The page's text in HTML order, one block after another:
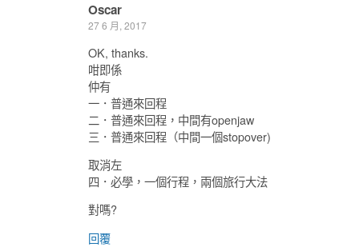
Oscar
27 6 月, 2017
OK, thanks.
咁即係
仲有
一．普通來回程
二．普通來回程，中間有openjaw
三．普通來回程（中間一個stopover)
取消左
四．必學，一個行程，兩個旅行大法
對嗎?
回覆